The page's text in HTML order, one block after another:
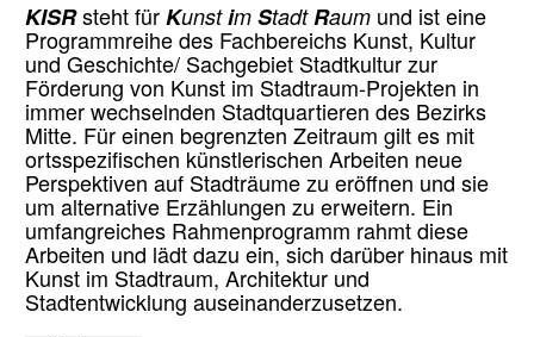
KISRsteht für Kunst im Stadt Raum und ist eine
Programmreihe des Fachbereichs Kunst, Kultur
und Geschichte/ Sachgebiet Stadtkultur zur
Förderung von Kunst im Stadtraum-Projekten in
immer wechselnden Stadtquartieren des Bezirks
Mitte. Für einen begrenzten Zeitraum gilt es mit
ortsspezifischen künstlerischen Arbeiten neue
Perspektiven auf Stadträume zu eröffnen und sie
um alternative Erzählungen zu erweitern. Ein
umfangreiches Rahmenprogramm rahmt diese
Arbeiten und lädt dazu ein, sich darüber hinaus mit
Kunst im Stadtraum, Architektur und
Stadtentwicklung auseinanderzusetzen.